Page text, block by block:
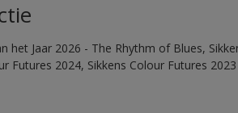
het Jaar 2026 - The Rhythm of Blues,
Futures 2024, Sikkens Colour Futures 2023